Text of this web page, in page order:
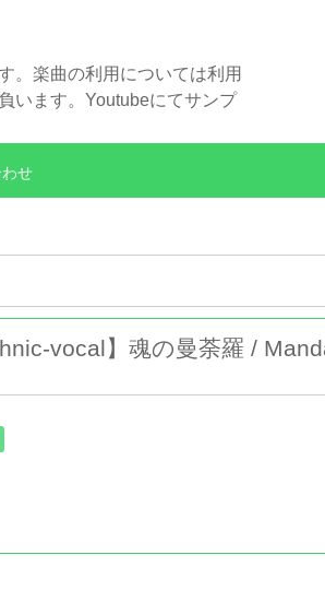
。楽曲の利用については利用
います。Youtubeにてサンプ
せ
vocal】魂の曼荼羅 /